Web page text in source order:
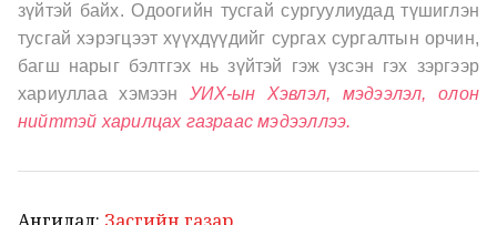
зүйтэй байх. Одоогийн тусгай сургуулиудад түшиглэн
тусгай хэрэгцээт хүүхдүүдийг сургах сургалтын орчин,
багш нарыг бэлтгэх нь зүйтэй гэж үзсэн гэх зэргээр
хариуллаа хэмээнУИХ-ын Хэвлэл, мэдээлэл, олон
нийттэй харилцах газраас мэдээллээ.